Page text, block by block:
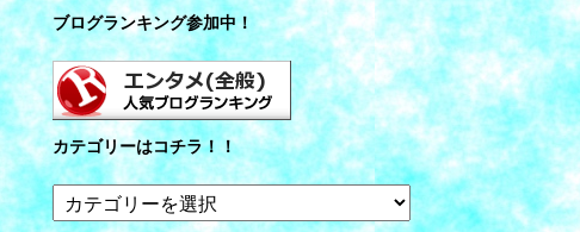
ブログランキング参加中！
カテゴリーはコチラ！！
テ